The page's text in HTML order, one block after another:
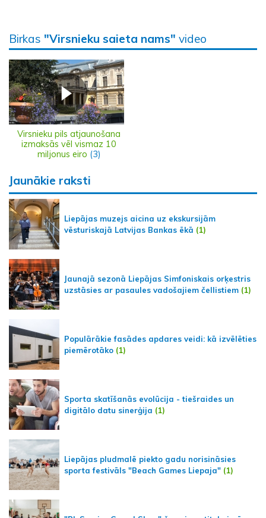
Birkas "Virsnieku saieta nams" video
Virsnieku pils atjaunošana
izmaksās vēl vismaz 10
miljonus eiro (3)
Jaunākie raksti
Liepājas muzejs aicina uz ekskursijām
vēsturiskajā Latvijas Bankas ēkā (1)
Jaunajā sezonā Liepājas Simfoniskais orķestris
uzstāsies ar pasaules vadošajiem čellistiem (1)
Populārākie fasādes apdares veidi: kā izvēlēties
piemērotāko (1)
Sporta skatīšanās evolūcija - tiešraides un
digitālo datu sinerģija (1)
Liepājas pludmalē piekto gadu norisināsies
sporta festivāls "Beach Games Liepaja" (1)